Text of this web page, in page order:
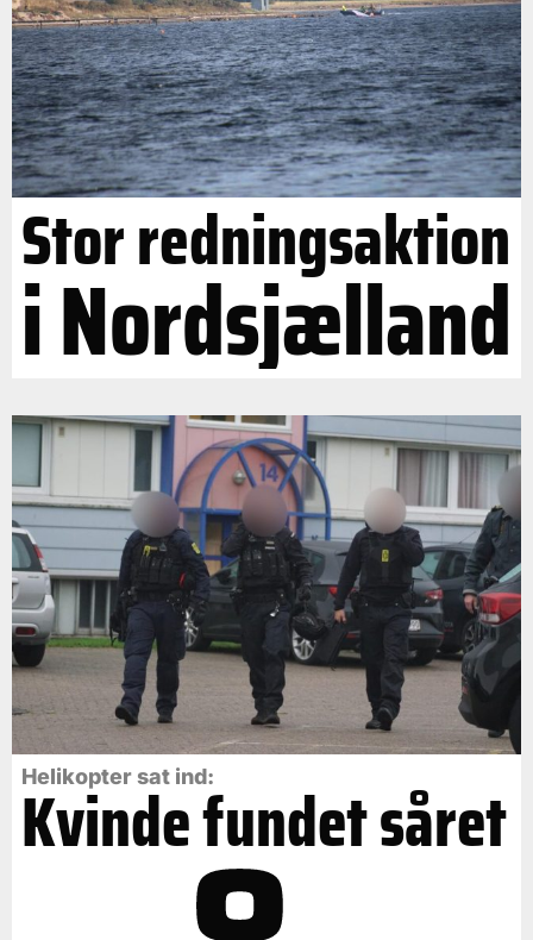
Stor redningsaktion
i Nordsjælland
Helikopter sat ind:
Kvinde fundet såret